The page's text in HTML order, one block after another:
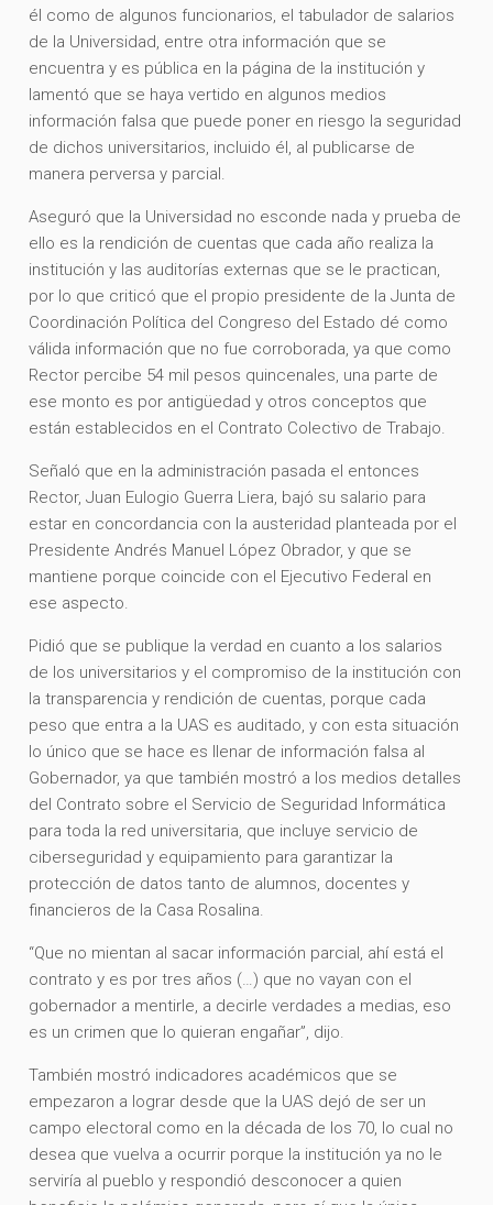
él como de algunos funcionarios, el tabulador de salarios
de la Universidad, entre otra información que se
encuentra y es pública en la página de la institución y
lamentó que se haya vertido en algunos medios
información falsa que puede poner en riesgo la seguridad
de dichos universitarios, incluido él, al publicarse de
manera perversa y parcial.
Aseguró que la Universidad no esconde nada y prueba de
ello es la rendición de cuentas que cada año realiza la
institución y las auditorías externas que se le practican,
por lo que criticó que el propio presidente de la Junta de
Coordinación Política del Congreso del Estado dé como
válida información que no fue corroborada, ya que como
Rector percibe 54 mil pesos quincenales, una parte de
ese monto es por antigüedad y otros conceptos que
están establecidos en el Contrato Colectivo de Trabajo.
Señaló que en la administración pasada el entonces
Rector, Juan Eulogio Guerra Liera, bajó su salario para
estar en concordancia con la austeridad planteada por el
Presidente Andrés Manuel López Obrador, y que se
mantiene porque coincide con el Ejecutivo Federal en
ese aspecto.
Pidió que se publique la verdad en cuanto a los salarios
de los universitarios y el compromiso de la institución con
la transparencia y rendición de cuentas, porque cada
peso que entra a la UAS es auditado, y con esta situación
lo único que se hace es llenar de información falsa al
Gobernador, ya que también mostró a los medios detalles
del Contrato sobre el Servicio de Seguridad Informática
para toda la red universitaria, que incluye servicio de
ciberseguridad y equipamiento para garantizar la
protección de datos tanto de alumnos, docentes y
financieros de la Casa Rosalina.
“Que no mientan al sacar información parcial, ahí está el
contrato y es por tres años (…) que no vayan con el
gobernador a mentirle, a decirle verdades a medias, eso
es un crimen que lo quieran engañar”, dijo.
También mostró indicadores académicos que se
empezaron a lograr desde que la UAS dejó de ser un
campo electoral como en la década de los 70, lo cual no
desea que vuelva a ocurrir porque la institución ya no le
serviría al pueblo y respondió desconocer a quien